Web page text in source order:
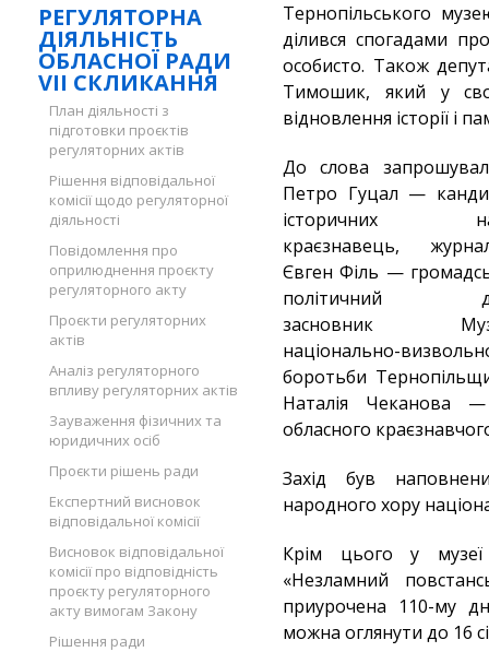
РЕГУЛЯТОРНА
ДІЯЛЬНІСТЬ
ОБЛАСНОЇ РАДИ
VII СКЛИКАННЯ
План діяльності з
підготовки проєктів
регуляторних актів
Рішення відповідальної
комісії щодо регуляторної
діяльності
Повідомлення про
оприлюднення проєкту
регуляторного акту
Проєкти регуляторних
актів
Аналіз регуляторного
впливу регуляторних актів
Зауваження фізичних та
юридичних осіб
Проєкти рішень ради
Експертний висновок
відповідальної комісії
Висновок відповідальної
комісії про відповідність
проєкту регуляторного
акту вимогам Закону
Рішення ради
Тернопільського
ділився спогадами
особисто. Також
Тимошик, який у
відновлення історії і
До слова
Петро Гуцал —
історичних
краєзнавець,
Євген Філь —
політичний
засновник
національно-
боротьби
Наталія Чеканова —
обласного
Захід був
народного хору
Крім цього у музеї
«Незламний
приурочена 110-му
можна оглянути до 16